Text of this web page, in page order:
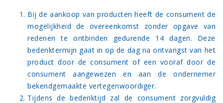
Bij de aankoop van producten heeft de consument de
mogelijkheid de overeenkomst zonder opgave van
redenen te ontbinden gedurende 14 dagen. Deze
bedenktermijn gaat in op de dag na ontvangst van het
product door de consument of een vooraf door de
consument aangewezen en aan de ondernemer
bekendgemaakte vertegenwoordiger.
Tijdens de bedenktijd zal de consument zorgvuldig